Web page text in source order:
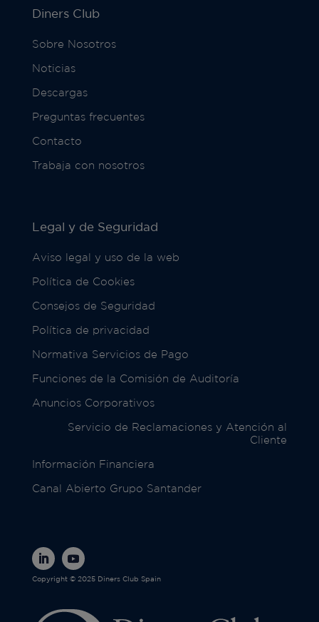
Diners Club
Sobre Nosotros
Noticias
Descargas
Preguntas frecuentes
Contacto
Trabaja con nosotros
Legal y de Seguridad
Aviso legal y uso de la web
Política de Cookies
Consejos de Seguridad
Política de privacidad
Normativa Servicios de Pago
Funciones de la Comisión de Auditoría
Anuncios Corporativos
Servicio de Reclamaciones y Atención al
Cliente
Información Financiera
Canal Abierto Grupo Santander
Copyright © 2025 Diners Club Spain